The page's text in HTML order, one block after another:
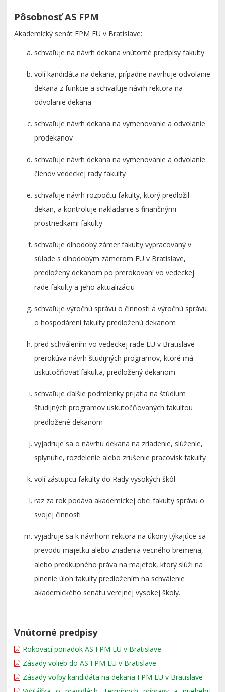
Pôsobnosť AS FPM
Akademický senát FPM EU v Bratislave:
schvaľuje na návrh dekana vnútorné predpisy fakulty
volí kandidáta na dekana, prípadne navrhuje odvolanie
dekana z funkcie a schvaľuje návrh rektora na
odvolanie dekana
schvaľuje návrh dekana na vymenovanie a odvolanie
prodekanov
schvaľuje návrh dekana na vymenovanie a odvolanie
členov vedeckej rady fakulty
schvaľuje návrh rozpočtu fakulty, ktorý predložil
dekan, a kontroluje nakladanie s finančnými
prostriedkami fakulty
schvaľuje dlhodobý zámer fakulty vypracovaný v
súlade s dlhodobým zámerom EU v Bratislave,
predložený dekanom po prerokovaní vo vedeckej
rade fakulty a jeho aktualizáciu
schvaľuje výročnú správu o činnosti a výročnú správu
o hospodárení fakulty predloženú dekanom
pred schválením vo vedeckej rade EU v Bratislave
prerokúva návrh študijných programov, ktoré má
uskutočňovať fakulta, predložený dekanom
schvaľuje ďalšie podmienky prijatia na štúdium
študijných programov uskutočňovaných fakultou
predložené dekanom
vyjadruje sa o návrhu dekana na zriadenie, slúženie,
splynutie, rozdelenie alebo zrušenie pracovísk fakulty
volí zástupcu fakulty do Rady vysokých škôl
raz za rok podáva akademickej obci fakulty správu o
svojej činnosti
vyjadruje sa k návrhom rektora na úkony týkajúce sa
prevodu majetku alebo zriadenia vecného bremena,
alebo predkupného práva na majetok, ktorý slúži na
plnenie úloh fakulty predložením na schválenie
akademického senátu verejnej vysokej školy.
Vnútorné predpisy
Rokovací poriadok AS FPM EU v Bratislave
Zásady volieb do AS FPM EU v Bratislave
Zásady voľby kandidáta na dekana FPM EU v Bratislave